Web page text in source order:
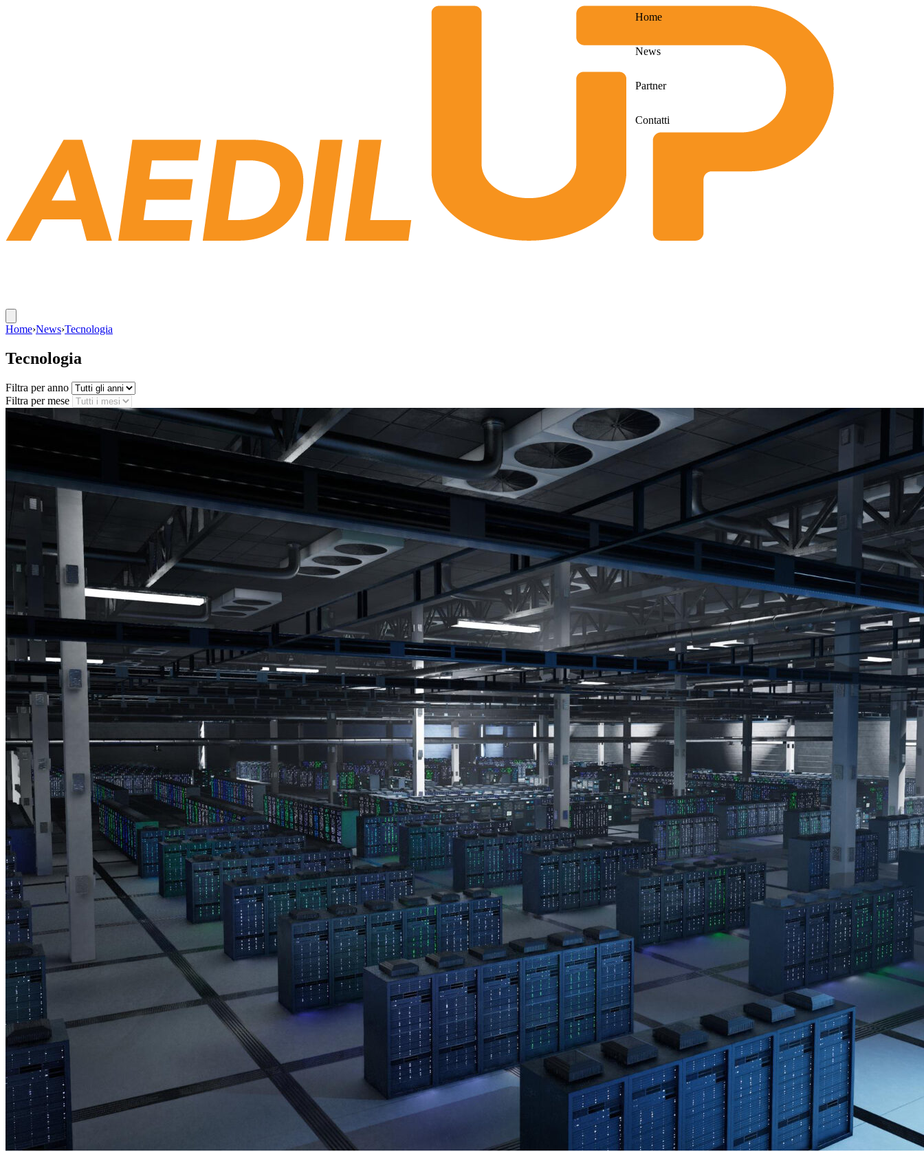
Home›News›Tecnologia
Tecnologia
Filtra per anno
Filtra per mese
Home
News
Partner
Contatti